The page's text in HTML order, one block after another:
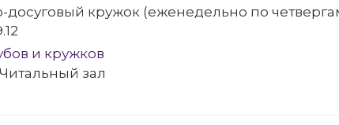
кружок (еженедельно по
и кружков
Читальный зал